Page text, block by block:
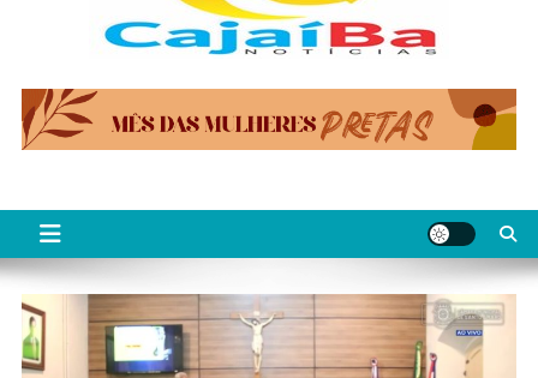
CajaíbaNotícias